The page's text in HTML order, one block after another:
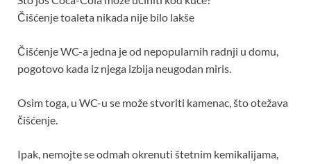
Čišćenje toaleta nikada nije bilo lakše
Čišćenje WC-a jedna je od nepopularnih radnji u domu,
pogotovo kada iz njega izbija neugodan miris.
Osim toga, u WC-u se može stvoriti kamenac, što otežava
čišćenje.
Ipak, nemojte se odmah okrenuti štetnim kemikalijama,